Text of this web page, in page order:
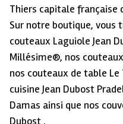
Thiers capitale française
Sur notre boutique, vous
couteaux Laguiole Jean
Millésime®, nos
nos couteaux de table
cuisine Jean Dubost
Damas ainsi que nos
Dubost .